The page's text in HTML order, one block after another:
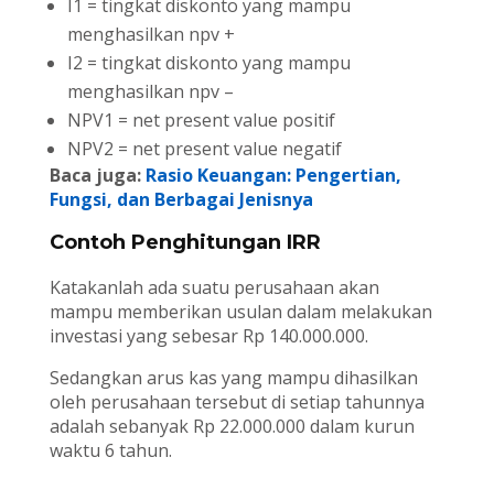
I1 = tingkat diskonto yang mampu
menghasilkan npv +
I2 = tingkat diskonto yang mampu
menghasilkan npv –
NPV1 = net present value positif
NPV2 = net present value negatif
Baca juga: Rasio Keuangan: Pengertian,
Fungsi, dan Berbagai Jenisnya
Contoh Penghitungan IRR
Katakanlah ada suatu perusahaan akan
mampu memberikan usulan dalam melakukan
investasi yang sebesar Rp 140.000.000.
Sedangkan arus kas yang mampu dihasilkan
oleh perusahaan tersebut di setiap tahunnya
adalah sebanyak Rp 22.000.000 dalam kurun
waktu 6 tahun.